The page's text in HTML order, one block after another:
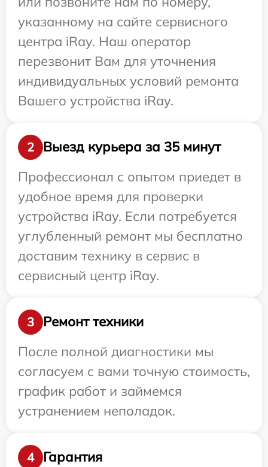
указанному на сайте сервисного
центра iRay. Наш оператор
перезвонит Вам для уточнения
индивидуальных условий ремонта
Вашего устройства iRay.
2
Выезд курьера за 35 минут
Профессионал с опытом приедет в
удобное время для проверки
устройства iRay. Если потребуется
углубленный ремонт мы бесплатно
доставим технику в сервис в
сервисный центр iRay.
3
Ремонт техники
После полной диагностики мы
согласуем с вами точную стоимость,
график работ и займемся
устранением неполадок.
4
Гарантия